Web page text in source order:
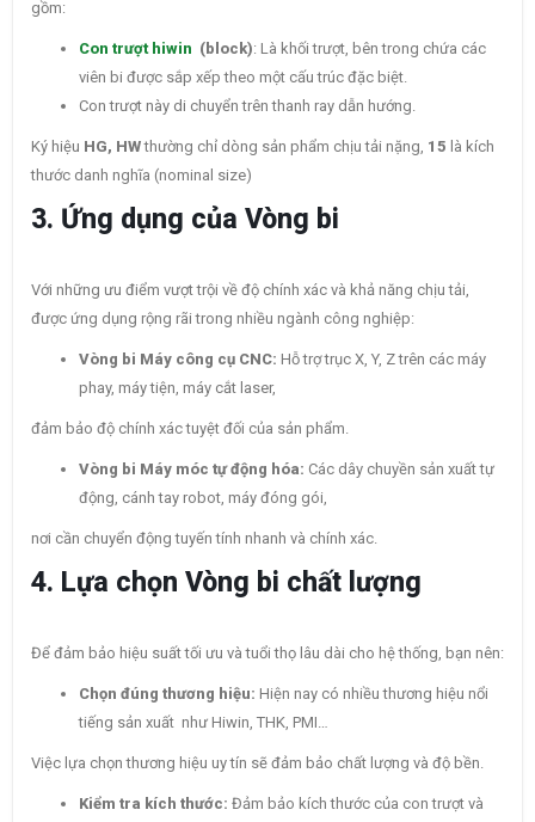
gồm:
Con trượt hiwin (block): Là khối trượt, bên trong chứa các
viên bi được sắp xếp theo một cấu trúc đặc biệt.
Con trượt này di chuyển trên thanh ray dẫn hướng.
Ký hiệu HG, HWthường chỉ dòng sản phẩm chịu tải nặng, 15 là kích
thước danh nghĩa (nominal size)
3. Ứng dụng của Vòng bi
Với những ưu điểm vượt trội về độ chính xác và khả năng chịu tải,
được ứng dụng rộng rãi trong nhiều ngành công nghiệp:
Vòng bi Máy công cụ CNC: Hỗ trợ trục X, Y, Z trên các máy
phay, máy tiện, máy cắt laser,
đảm bảo độ chính xác tuyệt đối của sản phẩm.
Vòng bi Máy móc tự động hóa: Các dây chuyền sản xuất tự
động, cánh tay robot, máy đóng gói,
nơi cần chuyển động tuyến tính nhanh và chính xác.
4. Lựa chọn Vòng bi chất lượng
Để đảm bảo hiệu suất tối ưu và tuổi thọ lâu dài cho hệ thống, bạn nên:
Chọn đúng thương hiệu: Hiện nay có nhiều thương hiệu nổi
tiếng sản xuất như Hiwin, THK, PMI…
Việc lựa chọn thương hiệu uy tín sẽ đảm bảo chất lượng và độ bền.
Kiểm tra kích thước: Đảm bảo kích thước của con trượt và